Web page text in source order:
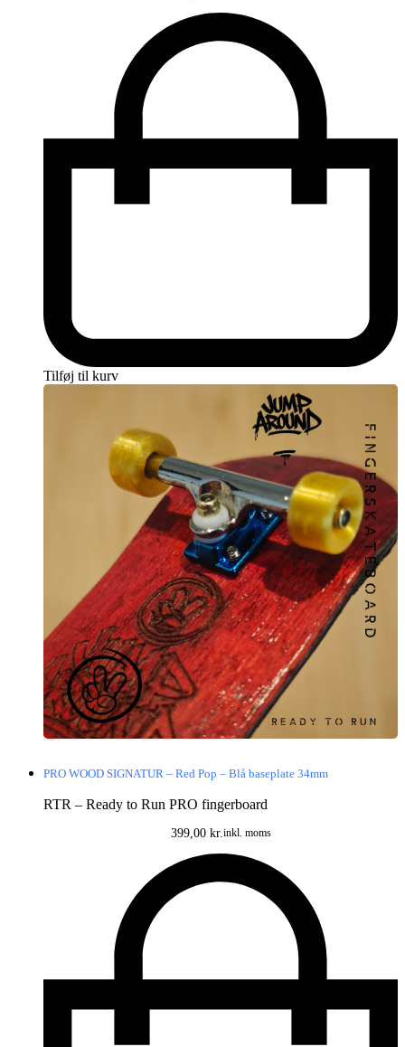
Tilføj til kurv
PRO WOOD SIGNATUR – Red Pop – Blå baseplate 34mm
RTR – Ready to Run PRO fingerboard
399,00 kr. inkl. moms